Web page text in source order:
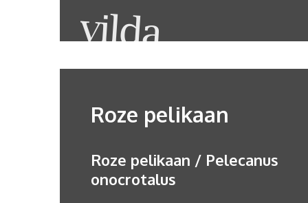
Roze pelikaan
Roze pelikaan / Pelecanus
onocrotalus